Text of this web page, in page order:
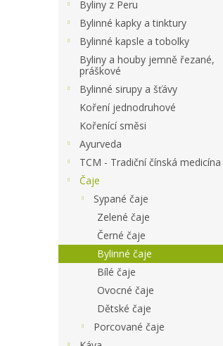
Byliny z Peru
Bylinné kapky a tinktury
Bylinné kapsle a tobolky
Byliny a houby jemně řezané,
práškové
Bylinné sirupy a šťávy
Koření jednodruhové
Kořenící směsi
Ayurveda
TCM - Tradiční čínská medicína
Čaje
Sypané čaje
Zelené čaje
Černé čaje
Bylinné čaje
Bílé čaje
Ovocné čaje
Dětské čaje
Porcované čaje